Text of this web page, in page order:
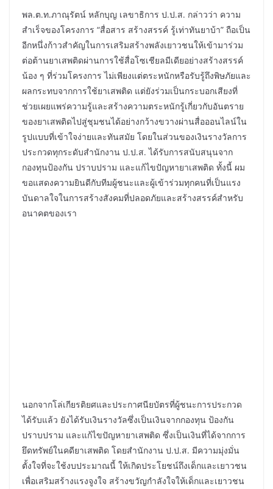
พล.ต.ท.ภาณุรัตน์ หลักบุญ เลขาธิการ ป.ป.ส. กล่าวว่า ความ
สำเร็จของโครงการ “สื่อสาร สร้างสรรค์ รู้เท่าทันยาบ้า” ถือเป็น
อีกหนึ่งก้าวสำคัญในการเสริมสร้างพลังเยาวชนให้เข้ามาร่วม
ต่อต้านยาเสพติดผ่านการใช้สื่อโซเชียลมีเดียอย่างสร้างสรรค์
น้อง ๆ ที่ร่วมโครงการ ไม่เพียงแต่ตระหนักหรือรับรู้ถึงพิษภัยและ
ผลกระทบจากการใช้ยาเสพติด แต่ยังร่วมเป็นกระบอกเสียงที่
ช่วยเผยแพร่ความรู้และสร้างความตระหนักรู้เกี่ยวกับอันตราย
ของยาเสพติดไปสู่ชุมชนได้อย่างกว้างขวางผ่านสื่อออนไลน์ใน
รูปแบบที่เข้าใจง่ายและทันสมัย โดยในส่วนของเงินรางวัลการ
ประกวดทุกระดับสำนักงาน ป.ป.ส. ได้รับการสนับสนุนจาก
กองทุนป้องกัน ปราบปราม และแก้ไขปัญหายาเสพติด ทั้งนี้ ผม
ขอแสดงความยินดีกับทีมผู้ชนะและผู้เข้าร่วมทุกคนที่เป็นแรง
บันดาลใจในการสร้างสังคมที่ปลอดภัยและสร้างสรรค์สำหรับ
อนาคตของเรา
นอกจากโล่เกียรติยศและประกาศนียบัตรที่ผู้ชนะการประกวด
ได้รับแล้ว ยังได้รับเงินรางวัลซึ่งเป็นเงินจากกองทุน ป้องกัน
ปราบปราม และแก้ไขปัญหายาเสพติด ซึ่งเป็นเงินที่ได้จากการ
ยึดทรัพย์ในคดียาเสพติด โดยสำนักงาน ป.ป.ส. มีความมุ่งมั่น
ตั้งใจที่จะใช้งบประมาณนี้ ให้เกิดประโยชน์ถึงเด็กและเยาวชน
เพื่อเสริมสร้างแรงจูงใจ สร้างขวัญกำลังใจให้เด็กและเยาวชน